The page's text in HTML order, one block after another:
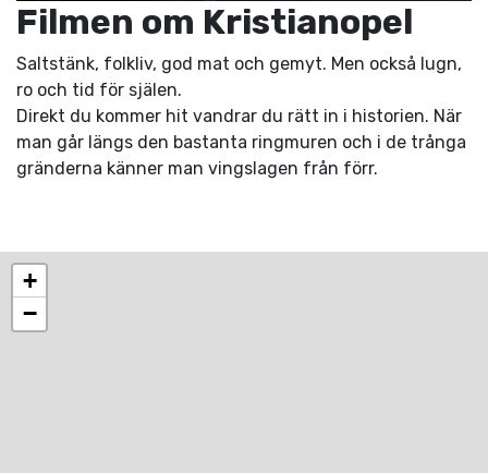
Filmen om Kristianopel
Saltstänk, folkliv, god mat och gemyt. Men också lugn,
ro och tid för själen.
Direkt du kommer hit vandrar du rätt in i historien. När
man går längs den bastanta ringmuren och i de trånga
gränderna känner man vingslagen från förr.
+
−